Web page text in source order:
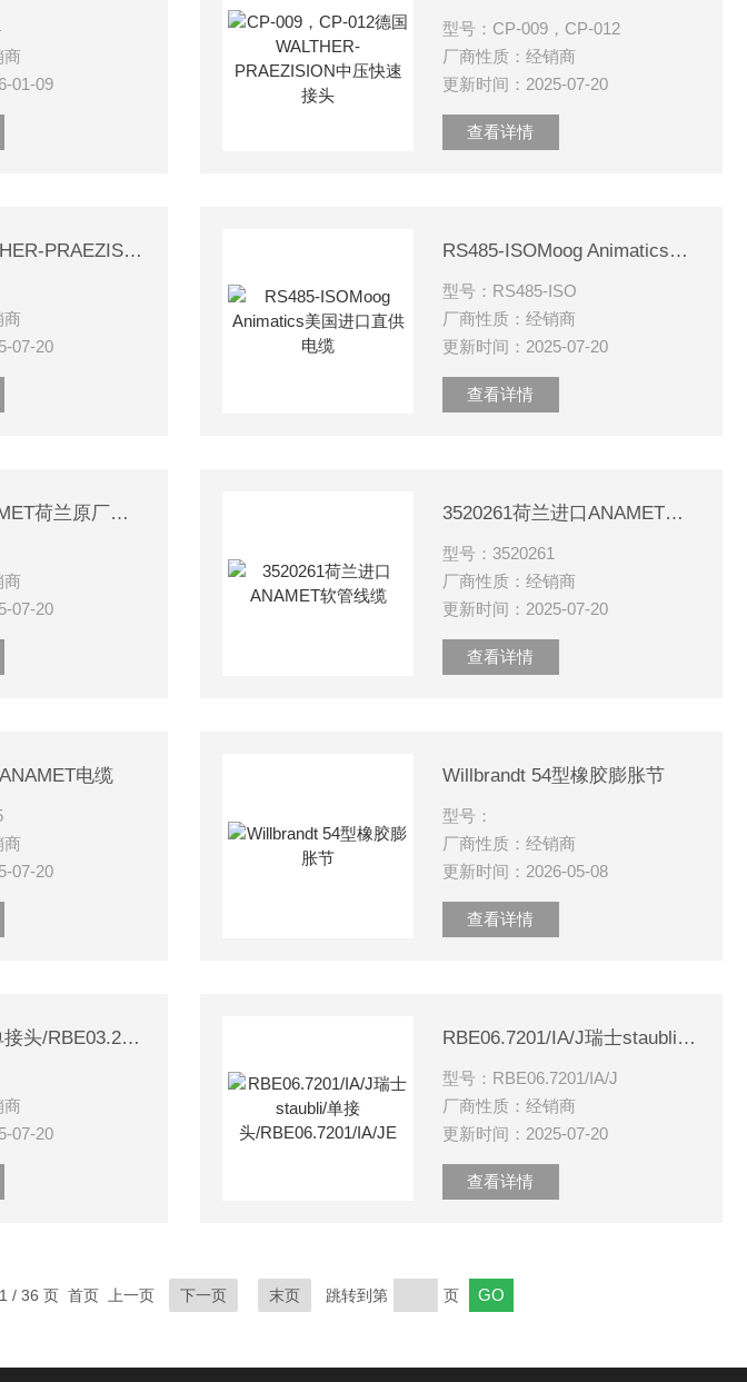
商
01-09
型号：CP-009，CP-012
厂商性质：经销商
更新时间：2025-07-20
查看详情
HP-006WALTHER-PRAEZISION德国进口快速接头
商
07-20
RS485-ISOMoog Animatics美国进口直供电缆
型号：RS485-ISO
厂商性质：经销商
更新时间：2025-07-20
查看详情
3300122ANAMET荷兰原厂软管线缆
商
07-20
3520261荷兰进口ANAMET软管线缆
型号：3520261
厂商性质：经销商
更新时间：2025-07-20
查看详情
电缆
商
07-20
Willbrandt 54型橡胶膨胀节
型号：
厂商性质：经销商
更新时间：2026-05-08
查看详情
瑞士staubli/单接头/RBE03.2904
商
07-20
RBE06.7201/IA/J瑞士staubli/单接头/RBE06.7201/IA/JE
型号：RBE06.7201/IA/J
厂商性质：经销商
更新时间：2025-07-20
查看详情
/ 36 页 首页 上一页 下一页 末页 跳转到第 页